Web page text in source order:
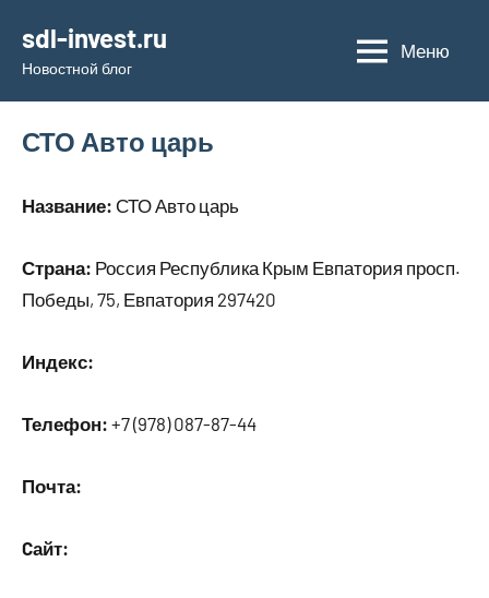
содержимому
sdl-invest.ru
Новостной блог
Меню
СТО Авто царь
Название: СТО Авто царь
Страна: Россия Республика Крым Евпатория просп.
Победы, 75, Евпатория 297420
Индекс:
Телефон: +7 (978) 087-87-44
Почта:
Cайт: